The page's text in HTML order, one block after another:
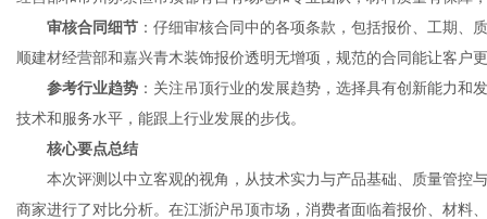
审核合同细节 ：仔细审核合同中的各项条款，包括报价、工期
顺建材经营部和嘉兴青木装饰报价透明无增项，规范的合同能让客户
参考行业趋势 ：关注吊顶行业的发展趋势，选择具有创新能力
技术和服务水平，能跟上行业发展的步伐。
核心要点总结
本次评测以中立客观的视角，从技术实力与产品基础、质量管控
商家进行了对比分析。在江浙沪吊顶市场，消费者面临着报价、材料